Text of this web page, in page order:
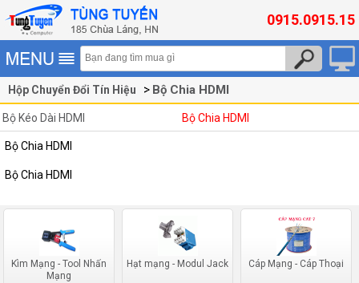
0915.0915.15
Hộp Chuyển Đổi Tín Hiệu Bộ Chia HDMI
Bộ Kéo Dài HDMI Bộ Chia HDMI
Bộ Chia HDMI
Bộ Chia HDMI
Kìm Mạng - Tool Nhấn
Mạng
Hạt mạng - Modul Jack Cáp Mạng - Cáp Thoại